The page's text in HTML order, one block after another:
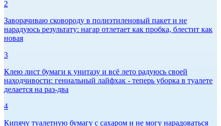
2
Заворачиваю сковороду в полиэтиленовый пакет и не
нарадуюсь результату: нагар отлетает как пробка, блестит как
новая
3
Клею лист бумаги к унитазу и всё лето радуюсь своей
находчивости: гениальный лайфхак - теперь уборка в туалете
делается на раз-два
4
Кипячу туалетную бумагу с сахаром и не могу нарадоваться